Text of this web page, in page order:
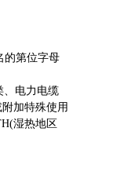
第位字母
电力电缆
加特殊使用
湿热地区